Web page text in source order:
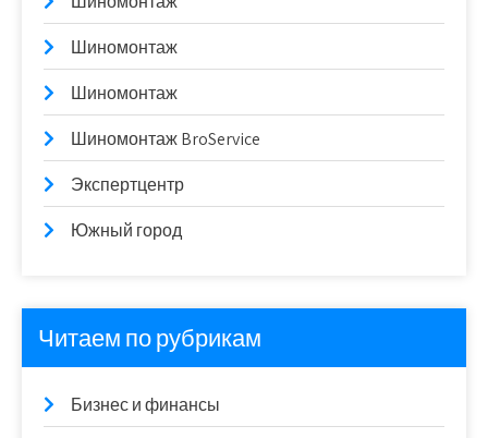
Шиномонтаж
Шиномонтаж
Шиномонтаж BroService
Экспертцентр
Южный город
Читаем по рубрикам
Бизнес и финансы